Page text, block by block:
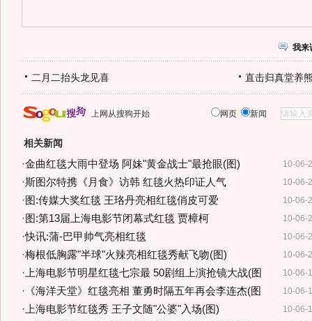
我来
二月二抬头龙见喜 直击归真堂养
上网从搜狗开始 网页 新闻
相关新闻
10-06-
·金曲红毯大雨中登场 阿妹"黄金战士"最抢眼(图)
10-06-
·斯图尔特携《月食》访韩 红毯火热印证人气
10-06-
· 图:传媒大奖红毯 王珞丹亮相红毯俏皮可爱
10-06-
· 图:第13届上海电影节闭幕式红毯 贾樟柯
10-06-
·快讯:蒲-巴甲帅气亮相红毯
10-06-
·梅根低胸露"半球"火辣亮相红毯秀献飞吻(图)
10-06-
· 上海电影节明星红毯七宗最 50剧组上演抢镜大战(图
10-06-
· 《海洋天堂》红毯亮相 董勇时隔五年再会李连杰(图
10-06-
· 上海电影节红毯秀 王子文随"公婆"入场(图)